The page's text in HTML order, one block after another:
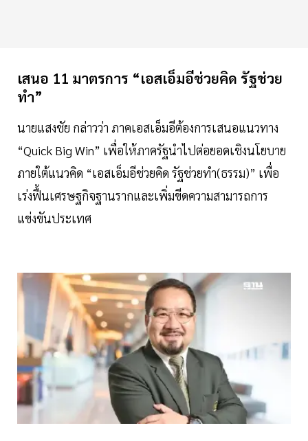
เสนอ 11 มาตรการ “เอสเอ็มอีช่วยคิด รัฐช่วย
ทำ”
นายแสงชัย กล่าวว่า ภาคเอสเอ็มอีต้องการเสนอแนวทาง
“Quick Big Win” เพื่อให้ภาครัฐนำไปต่อยอดเชิงนโยบาย
ภายใต้แนวคิด “เอสเอ็มอีช่วยคิด รัฐช่วยทำ(ธรรม)” เพื่อ
เร่งฟื้นเศรษฐกิจฐานรากและเพิ่มขีดความสามารถการ
แข่งขันประเทศ